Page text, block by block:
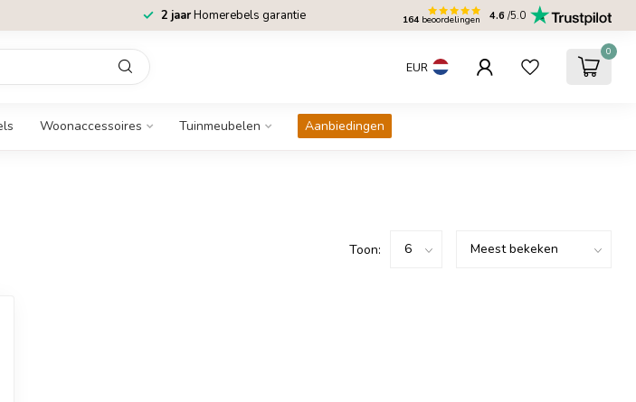
2 jaarHomerebels garantie 164 beoordelingen 4.6 /5.0
EUR
0
Woonaccessoires Tuinmeubelen Aanbiedingen
Toon: